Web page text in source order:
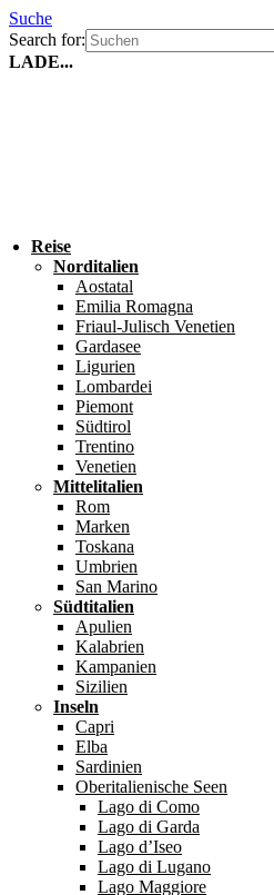
Suche
Search for:
LADE...
Reise
Norditalien
Aostatal
Emilia Romagna
Friaul-Julisch Venetien
Gardasee
Ligurien
Lombardei
Piemont
Südtirol
Trentino
Venetien
Mittelitalien
Rom
Marken
Toskana
Umbrien
San Marino
Südtitalien
Apulien
Kalabrien
Kampanien
Sizilien
Inseln
Capri
Elba
Sardinien
Oberitalienische Seen
Lago di Como
Lago di Garda
Lago d’Iseo
Lago di Lugano
Lago Maggiore